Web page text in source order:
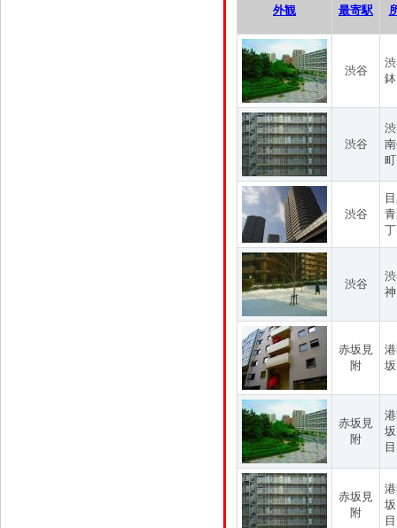
外観 最寄駅
渋谷
渋谷
渋谷
渋谷
赤坂見
附
赤坂見
附
目
赤坂見
附
目